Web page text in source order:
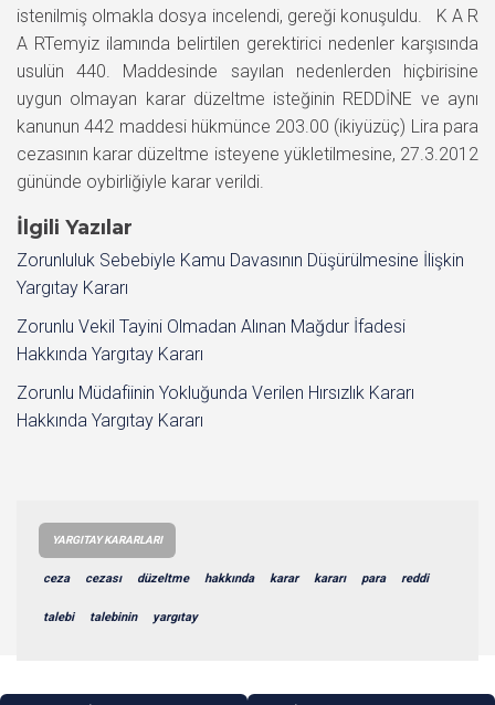
istenilmiş olmakla dosya incelendi, gereği konuşuldu. K A R
A RTemyiz ilamında belirtilen gerektirici nedenler karşısında
usulün 440. Maddesinde sayılan nedenlerden hiçbirisine
uygun olmayan karar düzeltme isteğinin REDDİNE ve aynı
kanunun 442 maddesi hükmünce 203.00 (ikiyüzüç) Lira para
cezasının karar düzeltme isteyene yükletilmesine, 27.3.2012
gününde oybirliğiyle karar verildi.
İlgili Yazılar
Zorunluluk Sebebiyle Kamu Davasının Düşürülmesine İlişkin
Yargıtay Kararı
Zorunlu Vekil Tayini Olmadan Alınan Mağdur İfadesi
Hakkında Yargıtay Kararı
Zorunlu Müdafiinin Yokluğunda Verilen Hırsızlık Kararı
Hakkında Yargıtay Kararı
YARGITAY KARARLARI
ceza cezası düzeltme hakkında karar kararı para reddi
talebi talebinin yargıtay